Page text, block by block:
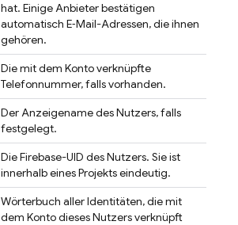
hat. Einige Anbieter bestätigen
automatisch E‑Mail-Adressen, die ihnen
gehören.
Die mit dem Konto verknüpfte
Telefonnummer, falls vorhanden.
Der Anzeigename des Nutzers, falls
festgelegt.
Die Firebase-UID des Nutzers. Sie ist
innerhalb eines Projekts eindeutig.
Wörterbuch aller Identitäten, die mit
dem Konto dieses Nutzers verknüpft